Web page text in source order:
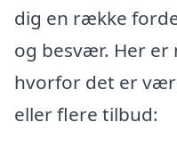
dig en række
og besvær. Her er
hvorfor det er
eller flere tilbud: